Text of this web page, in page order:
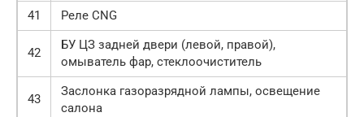
41
Реле CNG
42
БУ ЦЗ задней двери (левой, правой),
омыватель фар, стеклоочиститель
43
Заслонка газоразрядной лампы, освещение
салона